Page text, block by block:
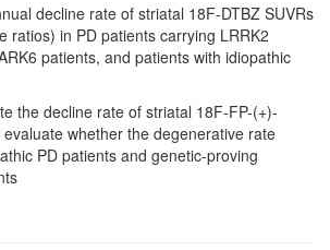
decline rate of striatal 18F-DTBZ SUVRs
ratios) in PD patients carrying LRRK2
patients, and patients with idiopathic
the decline rate of striatal 18F-FP-(+)-
whether the degenerative rate
PD patients and genetic-proving